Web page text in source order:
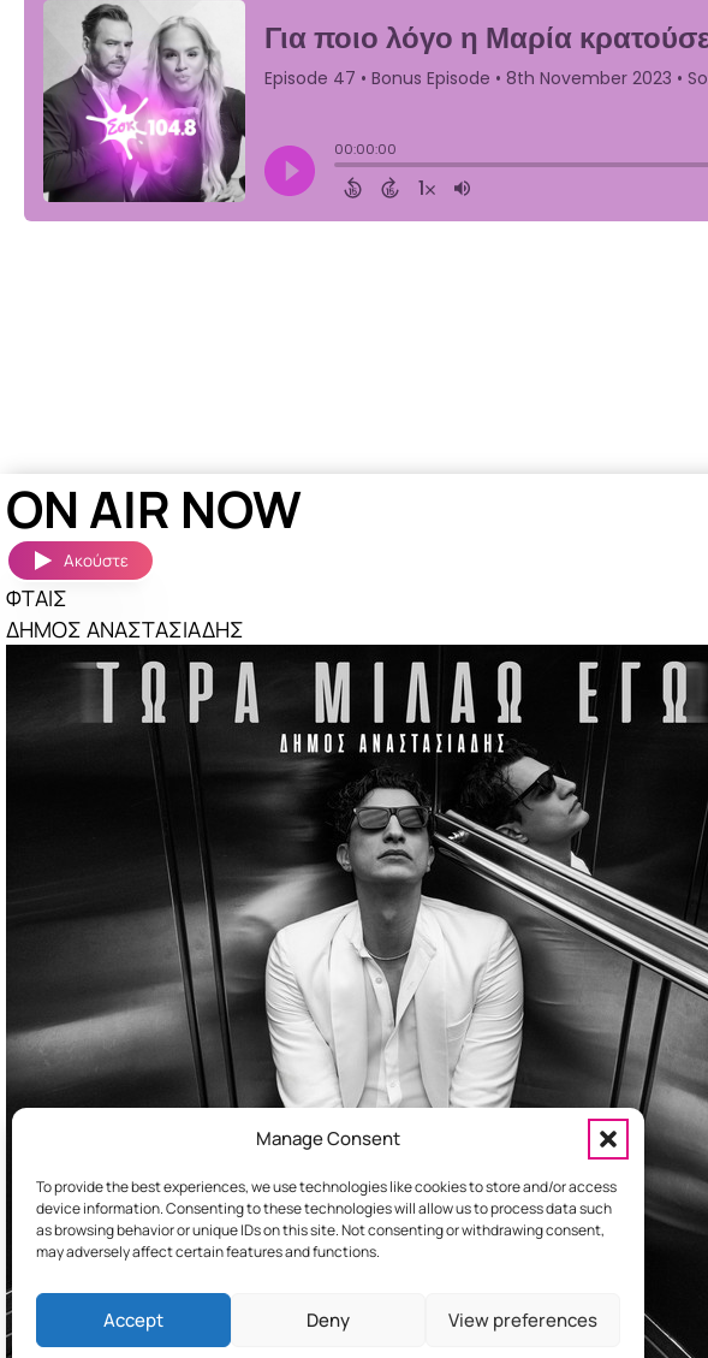
Manage Consent
To provide the best experiences, we use technologies like cookies to store and/or access
device information. Consenting to these technologies will allow us to process data such
as browsing behavior or unique IDs on this site. Not consenting or withdrawing consent,
may adversely affect certain features and functions.
Accept Deny View preferences
ON AIR NOW
Ακούστε
ΦΤΑΙΣ
ΔΗΜΟΣ ΑΝΑΣΤΑΣΙΑΔΗΣ